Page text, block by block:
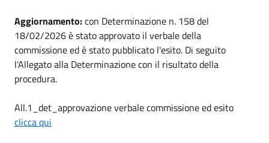
Aggiornamento:con Determinazione n. 158 del
18/02/2026 è stato approvato il verbale della
commissione ed è stato pubblicato l'esito. Di seguito
l'Allegato alla Determinazione con il risultato della
procedura.
All.1_det_approvazione verbale commissione ed esito
clicca qui